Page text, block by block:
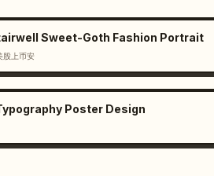
Sweet-Goth Fashion Portrait
股上币安
Poster Design